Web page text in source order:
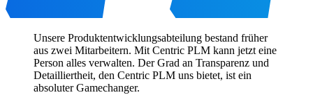
Unsere Produktentwicklungsabteilung bestand früher
aus zwei Mitarbeitern. Mit Centric PLM kann jetzt eine
Person alles verwalten. Der Grad an Transparenz und
Detailliertheit, den Centric PLM uns bietet, ist ein
absoluter Gamechanger.